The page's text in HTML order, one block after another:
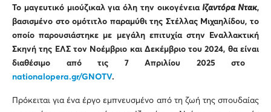
Το μαγευτικό μιούζικαλ για όλη την οικογένεια Ιζαντόρα Ντακ,
βασισμένο στο ομότιτλο παραμύθι της Στέλλας Μιχαηλίδου, το
οποίο παρουσιάστηκε με μεγάλη επιτυχία στην Εναλλακτική
Σκηνή της ΕΛΣ τον Νοέμβριο και Δεκέμβριο του 2024, θα είναι
διαθέσιμο από τις 7 Απριλίου 2025 στο
nationalopera.gr/GNOTV.
Πρόκειται για ένα έργο εμπνευσμένο από τη ζωή της σπουδαίας